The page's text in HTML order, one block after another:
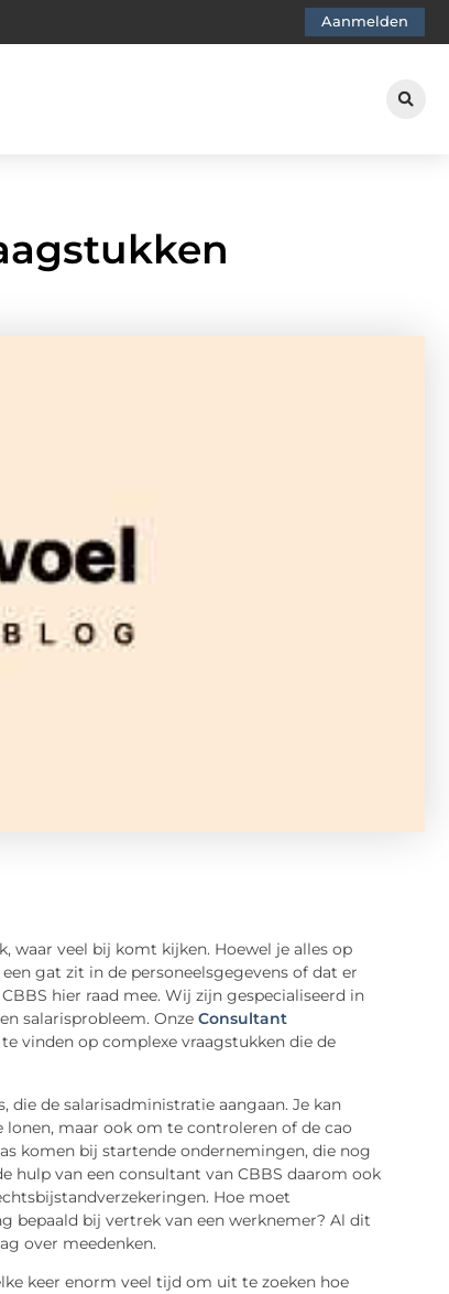
Aanmelden
waar veel bij komt kijken. Hoewel je alles op
gat zit in de personeelsgegevens of dat er
hier raad mee. Wij zijn gespecialiseerd in
salarisprobleem. Onze Consultant
vinden op complexe vraagstukken die de
die de salarisadministratie aangaan. Je kan
maar ook om te controleren of de cao
komen bij startende ondernemingen, die nog
hulp van een consultant van CBBS daarom ook
Hoe moet
bepaald bij vertrek van een werknemer? Al dit
over meedenken.
keer enorm veel tijd om uit te zoeken hoe